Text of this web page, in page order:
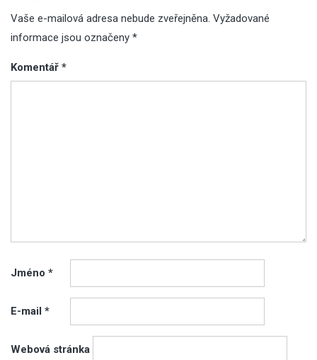
Vaše e-mailová adresa nebude zveřejněna. Vyžadované
informace jsou označeny *
Komentář *
Jméno *
E-mail *
Webová stránka